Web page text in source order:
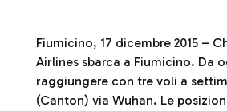
Fiumicino, 17 dicembre 2015 –
Airlines sbarca a Fiumicino. Da
raggiungere con tre voli a
(Canton) via Wuhan. Le